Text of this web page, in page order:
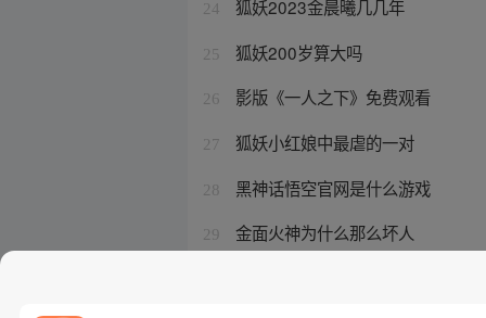
24 狐妖2023金晨曦几几年
25 狐妖200岁算大吗
26 影版《一人之下》免费观看
27 狐妖小红娘中最虐的一对
28 黑神话悟空官网是什么游戏
29 金面火神为什么那么坏人